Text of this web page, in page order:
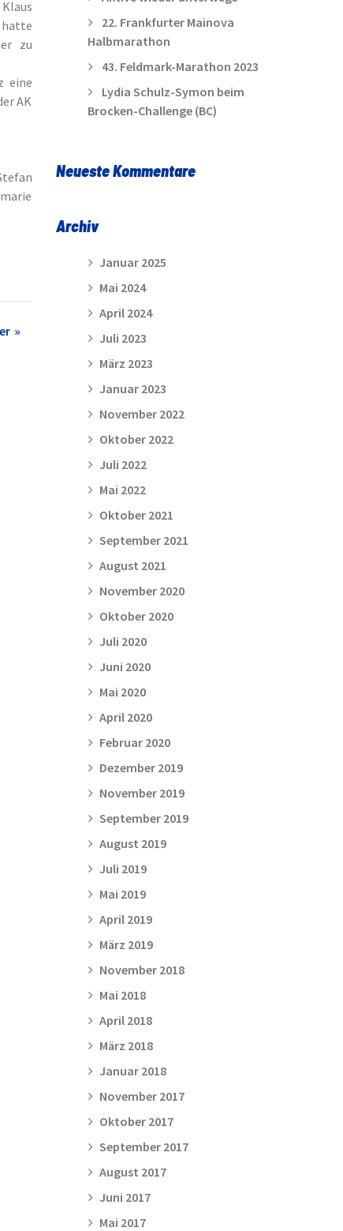
hatte
zu
eine
AK
22. Frankfurter Mainova
Halbmarathon
43. Feldmark-Marathon 2023
Lydia Schulz-Symon beim
Brocken-Challenge (BC)
Neueste Kommentare
Archiv
Januar 2025
Mai 2024
April 2024
Juli 2023
März 2023
Januar 2023
November 2022
Oktober 2022
Juli 2022
Mai 2022
Oktober 2021
September 2021
August 2021
November 2020
Oktober 2020
Juli 2020
Juni 2020
Mai 2020
April 2020
Februar 2020
Dezember 2019
November 2019
September 2019
August 2019
Juli 2019
Mai 2019
April 2019
März 2019
November 2018
Mai 2018
April 2018
März 2018
Januar 2018
November 2017
Oktober 2017
September 2017
August 2017
Juni 2017
Mai 2017